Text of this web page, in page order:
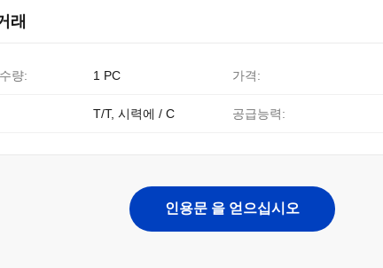
래
량: 1 PC 가격:
T/T, 시력에 / C 공급능력:
인용문 을 얻으십시오